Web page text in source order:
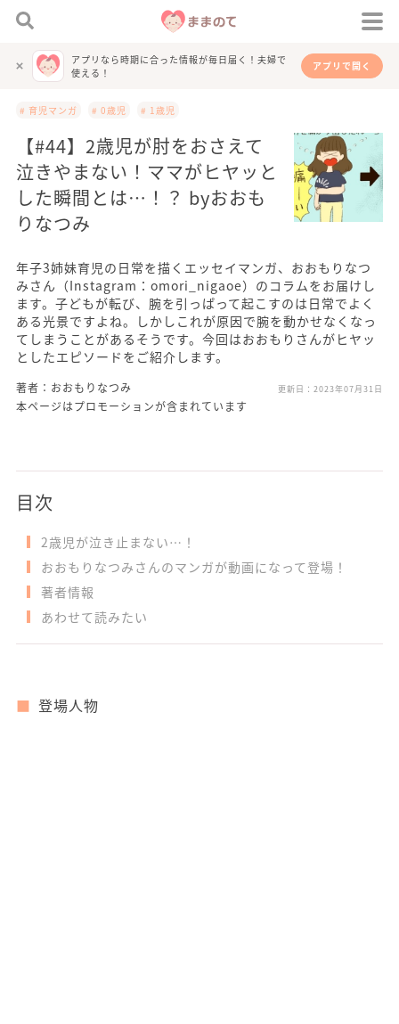
アプリなら時期に合った情報が毎日届く！夫婦で
使える！
アプリで開く
# 育児マンガ # 0歳児 # 1歳児
【#44】2歳児が肘をおさえて
泣きやまない！ママがヒヤッと
した瞬間とは…！？ byおおも
りなつみ
年子3姉妹育児の日常を描くエッセイマンガ、おおもりなつ
みさん（Instagram：omori_nigaoe）のコラムをお届けし
ます。子どもが転び、腕を引っぱって起こすのは日常でよく
ある光景ですよね。しかしこれが原因で腕を動かせなくなっ
てしまうことがあるそうです。今回はおおもりさんがヒヤッ
としたエピソードをご紹介します。
著者：おおもりなつみ 更新日： 2023年07月31日
本ページはプロモーションが含まれています
目次
2歳児が泣き止まない…！
おおもりなつみさんのマンガが動画になって登場！
著者情報
あわせて読みたい
登場人物